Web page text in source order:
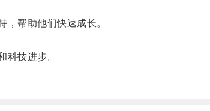
帮助他们快速成长。
技进步。